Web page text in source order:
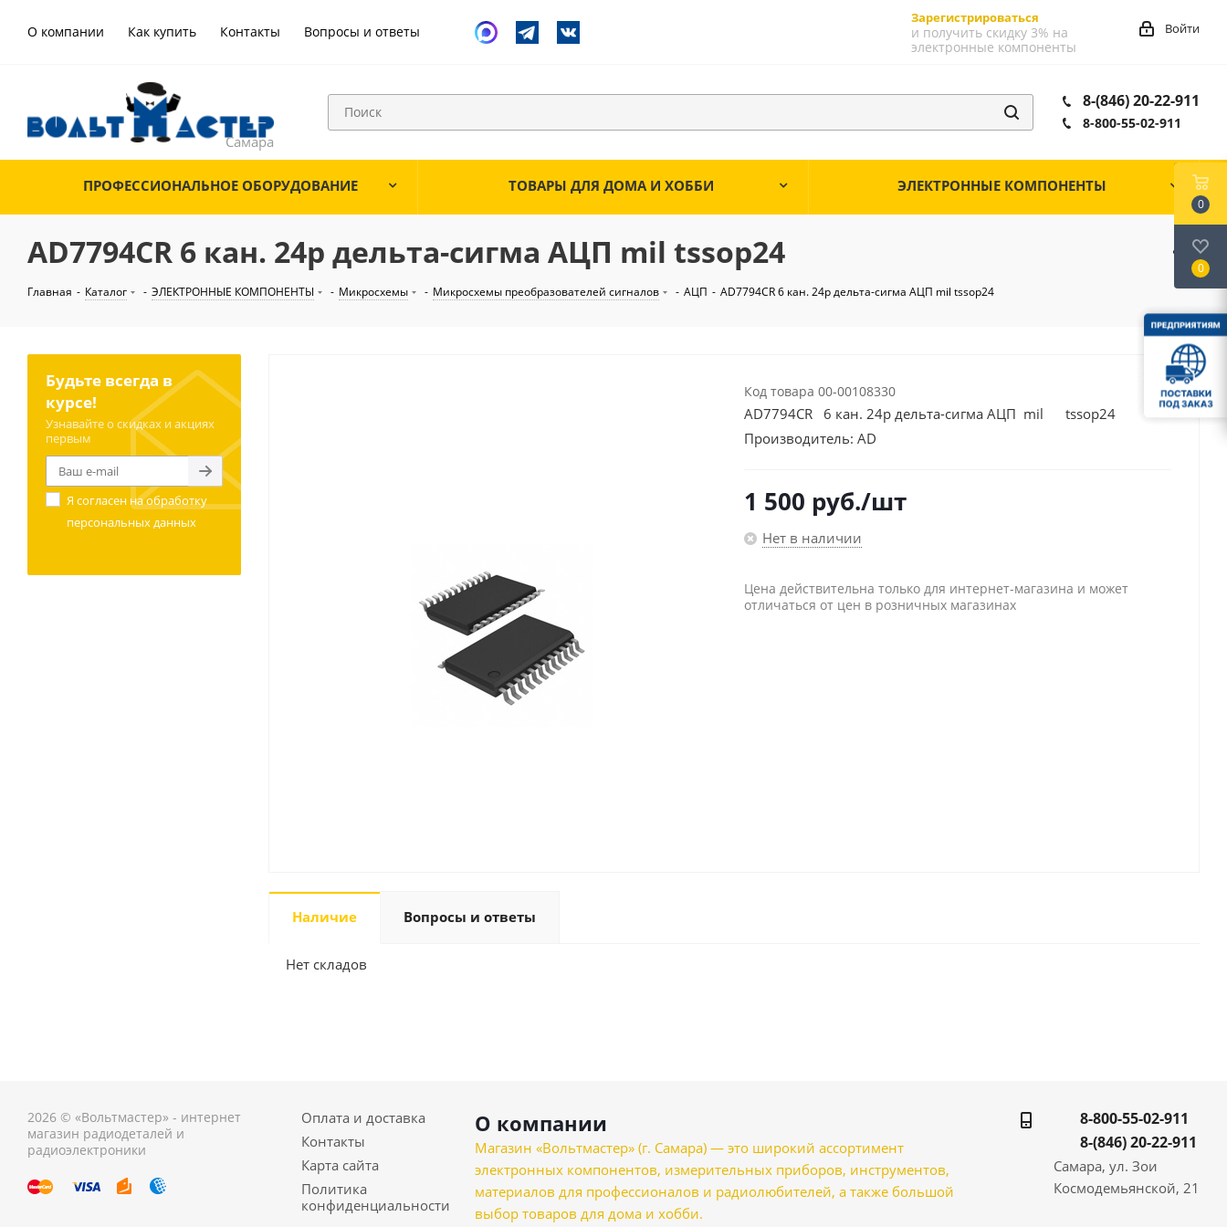
О компании Как купить Контакты Вопросы и ответы
Зарегистрироваться
и получить скидку 3% на
электронные компоненты
Войти
8-(846) 20-22-911
8-800-55-02-911
ПРОФЕССИОНАЛЬНОЕ ОБОРУДОВАНИЕ ТОВАРЫ ДЛЯ ДОМА И ХОББИ ЭЛЕКТРОННЫЕ КОМПОНЕНТЫ
AD7794CR 6 кан. 24р дельта-сигма АЦП mil tssop24
Главная - Каталог - ЭЛЕКТРОННЫЕ КОМПОНЕНТЫ - Микросхемы - Микросхемы преобразователей сигналов - АЦП - AD7794CR 6 кан. 24р дельта-сигма АЦП mil tssop24
Код товара 00-00108330
AD7794CR 6 кан. 24р дельта-сигма АЦП mil tssop24
Производитель: AD
1 500 руб./шт
Нет в наличии
Цена действительна только для интернет-магазина и может
отличаться от цен в розничных магазинах
Наличие Вопросы и ответы
Нет складов
Будьте всегда в
курсе!
Узнавайте о скидках и акциях
первым
Я согласен наобработку
персональных данных
2026 © «Вольтмастер» - интернет
магазин радиодеталей и
радиоэлектроники
Оплата и доставка
Контакты
Карта сайта
Политика
конфиденциальности
О компании
Магазин «Вольтмастер» (г. Самара) — это широкий ассортимент
электронных компонентов, измерительных приборов, инструментов,
материалов для профессионалов и радиолюбителей, а также большой
выбор товаров для дома и хобби.
8-800-55-02-911
8-(846) 20-22-911
Самара, ул. Зои
Космодемьянской, 21
0
0